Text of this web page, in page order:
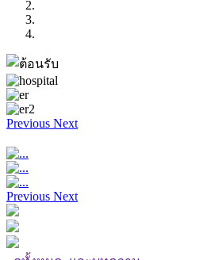
Previous Next
Previous Next